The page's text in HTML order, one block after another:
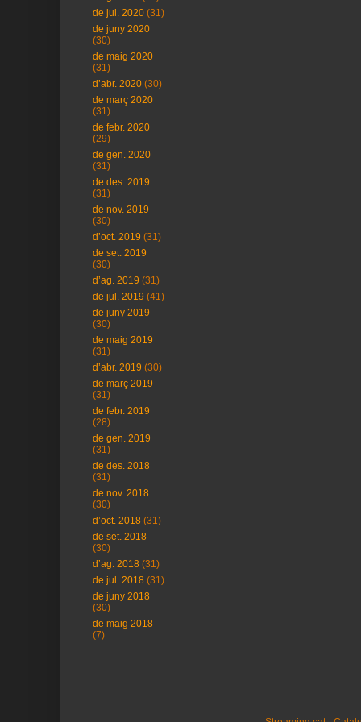
de jul. 2020 (31)
de juny 2020
(30)
de maig 2020
(31)
d’abr. 2020 (30)
de març 2020
(31)
de febr. 2020
(29)
de gen. 2020
(31)
de des. 2019
(31)
de nov. 2019
(30)
d’oct. 2019 (31)
de set. 2019
(30)
d’ag. 2019 (31)
de jul. 2019 (41)
de juny 2019
(30)
de maig 2019
(31)
d’abr. 2019 (30)
de març 2019
(31)
de febr. 2019
(28)
de gen. 2019
(31)
de des. 2018
(31)
de nov. 2018
(30)
d’oct. 2018 (31)
de set. 2018
(30)
d’ag. 2018 (31)
de jul. 2018 (31)
de juny 2018
(30)
de maig 2018
(7)